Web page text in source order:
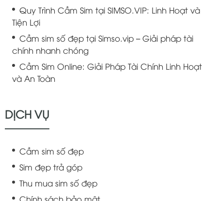
Quy Trình Cầm Sim tại SIMSO.VIP: Linh Hoạt và
Tiện Lợi
Cầm sim số đẹp tại Simso.vip – Giải pháp tài
chính nhanh chóng
Cầm Sim Online: Giải Pháp Tài Chính Linh Hoạt
và An Toàn
DỊCH VỤ
Cầm sim số đẹp
Sim đẹp trả góp
Thu mua sim số đẹp
Chính sách bảo mật